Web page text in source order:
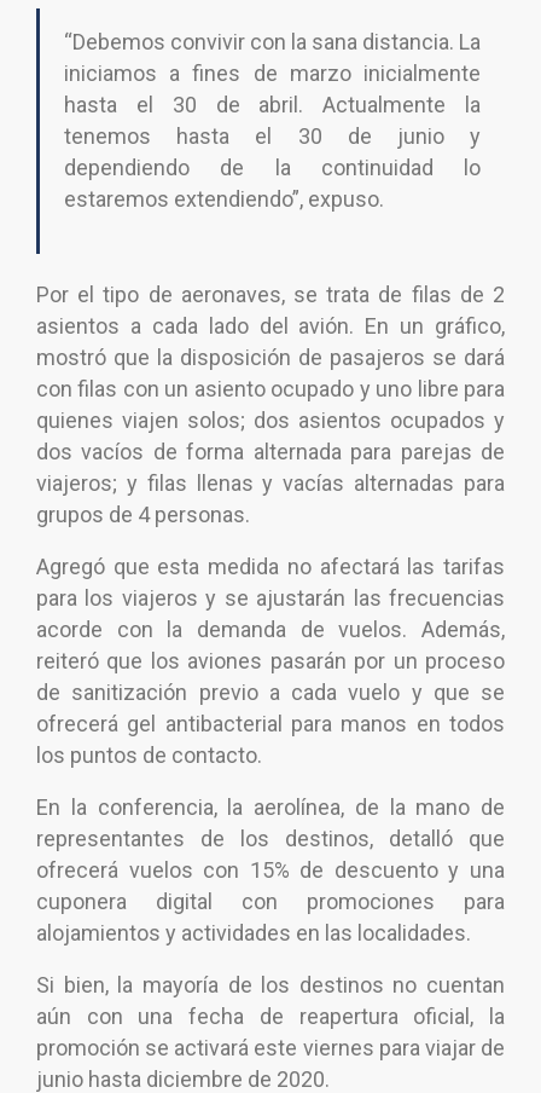
“Debemos convivir con la sana distancia. La
iniciamos a fines de marzo inicialmente
hasta el 30 de abril. Actualmente la
tenemos hasta el 30 de junio y
dependiendo de la continuidad lo
estaremos extendiendo”, expuso.
Por el tipo de aeronaves, se trata de filas de 2
asientos a cada lado del avión. En un gráfico,
mostró que la disposición de pasajeros se dará
con filas con un asiento ocupado y uno libre para
quienes viajen solos; dos asientos ocupados y
dos vacíos de forma alternada para parejas de
viajeros; y filas llenas y vacías alternadas para
grupos de 4 personas.
Agregó que esta medida no afectará las tarifas
para los viajeros y se ajustarán las frecuencias
acorde con la demanda de vuelos. Además,
reiteró que los aviones pasarán por un proceso
de sanitización previo a cada vuelo y que se
ofrecerá gel antibacterial para manos en todos
los puntos de contacto.
En la conferencia, la aerolínea, de la mano de
representantes de los destinos, detalló que
ofrecerá vuelos con 15% de descuento y una
cuponera digital con promociones para
alojamientos y actividades en las localidades.
Si bien, la mayoría de los destinos no cuentan
aún con una fecha de reapertura oficial, la
promoción se activará este viernes para viajar de
junio hasta diciembre de 2020.